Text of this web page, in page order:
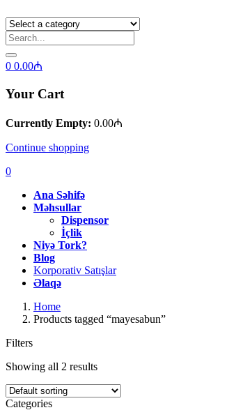
0 0.00₼
Your Cart
Currently Empty: 0.00₼
Continue shopping
0
Ana Səhifə
Məhsullar
Dispensor
İçlik
Niyə Tork?
Blog
Korporativ Satışlar
Əlaqə
Home
Products tagged “mayesabun”
Filters
Showing all 2 results
Categories